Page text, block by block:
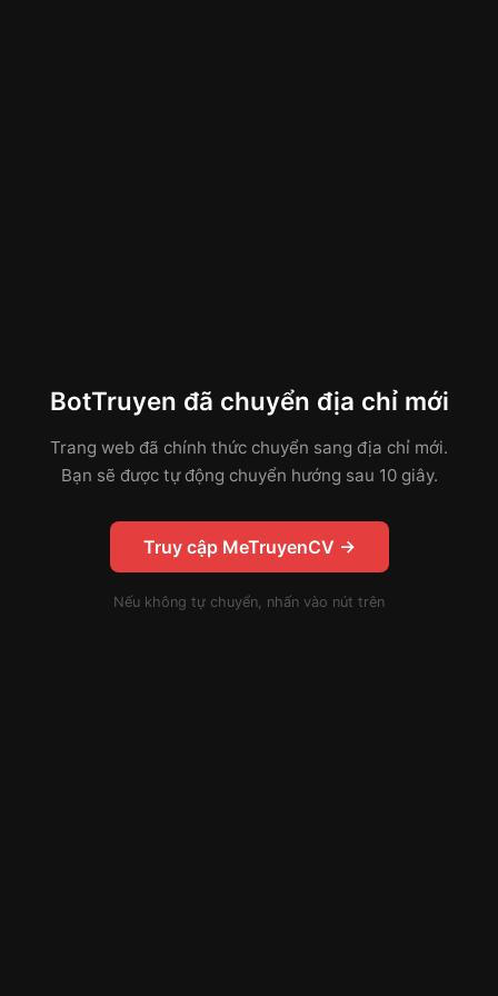
BotTruyen đã chuyển địa chỉ mới
Trang web đã chính thức chuyển sang địa chỉ mới.
Bạn sẽ được tự động chuyển hướng sau 10 giây.
Truy cập MeTruyenCV →
Nếu không tự chuyển, nhấn vào nút trên